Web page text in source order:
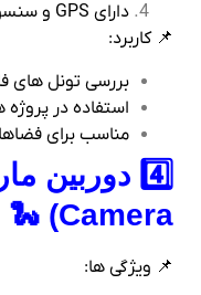
دارای GPS و سنسور موقعیت‌ یاب
📌 کاربرد:
بررسی تونل‌ های
استفاده در
مناسب برای
Camera) 🐍
📌 ویژگی‌ ها: